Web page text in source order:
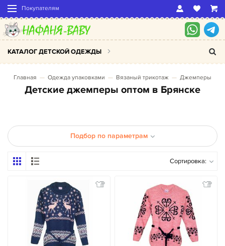
Покупателям
КАТАЛОГ ДЕТСКОЙ ОДЕЖДЫ
Главная Одежда упаковками Вязаный трикотаж Джемперы
Детские джемперы оптом в Брянске
Подбор по параметрам
Сортировка: